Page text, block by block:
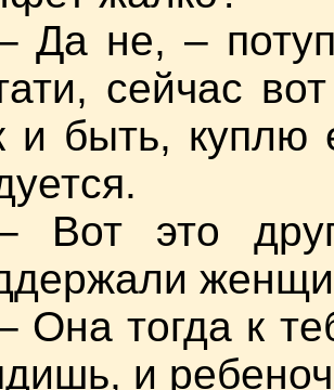
Да не, –
сейчас
и быть, куплю
Вот это
Она тогда к
и